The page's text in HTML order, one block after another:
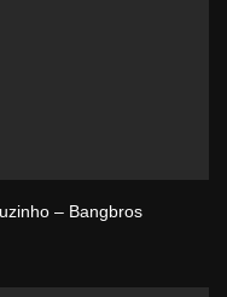
– Bangbros